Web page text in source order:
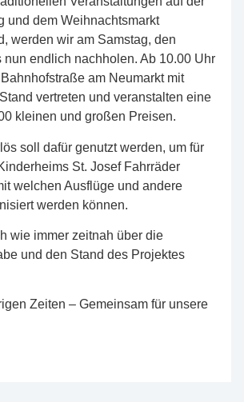
und dem Weihnachtsmarkt
werden wir am Samstag, den
nun endlich nachholen. Ab 10.00 Uhr
am Neumarkt mit
vertreten und veranstalten eine
kleinen und großen Preisen.
soll dafür genutzt werden, um für
St. Josef Fahrräder
welchen Ausflüge und andere
werden können.
wie immer zeitnah über die
und den Stand des Projektes
Zeiten – Gemeinsam für unsere